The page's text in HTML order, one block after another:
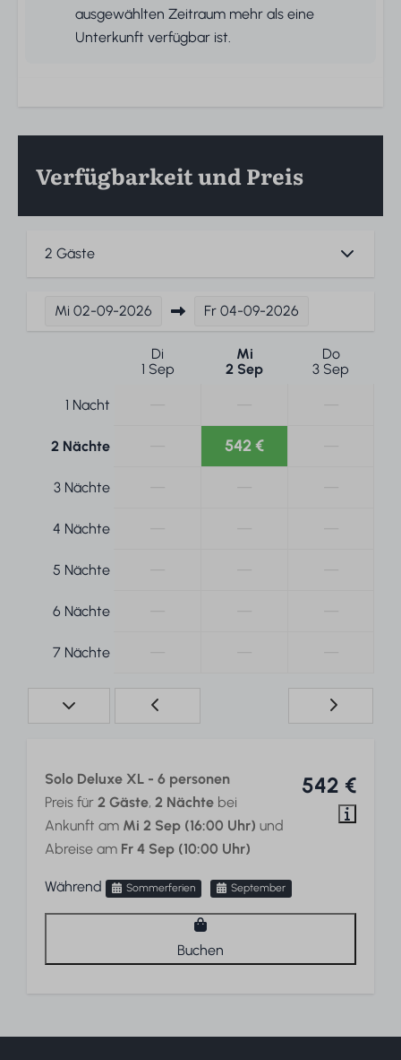
ausgewählten Zeitraum mehr als eine
Unterkunft verfügbar ist.
Verfügbarkeit und Preis
2 Gäste
Mi 02-09-2026 Fr 04-09-2026
Di
1 Sep
Mi
2 Sep
Do
3 Sep
1 Nacht
2 Nächte 542 €
3 Nächte
4 Nächte
5 Nächte
6 Nächte
7 Nächte
542 €
Solo Deluxe XL - 6 personen
Preis für 2 Gäste, 2 Nächte bei
Ankunft am Mi 2 Sep (16:00 Uhr) und
Abreise am Fr 4 Sep (10:00 Uhr)
Während Sommerferien September
Buchen